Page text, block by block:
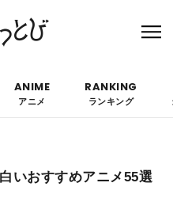
ありません。
ANIME
アニメ
RANKING
ランキング
いおすすめアニメ55選